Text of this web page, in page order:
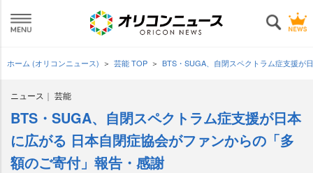
ホーム (オリコンニュース) 芸能 TOP BTS・SUGA、自閉スペクトラム症支援が
ニュース 芸能
BTS・SUGA、自閉スペクトラム症支援が日本
に広がる 日本自閉症協会がファンからの「多
額のご寄付」報告・感謝